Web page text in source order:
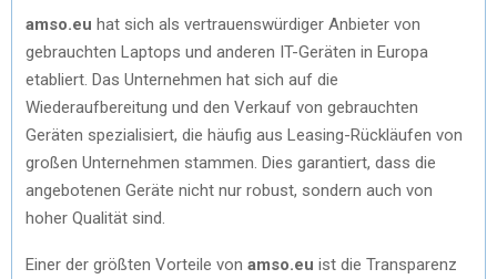
amso.eu hat sich als vertrauenswürdiger Anbieter von
gebrauchten Laptops und anderen IT-Geräten in Europa
etabliert. Das Unternehmen hat sich auf die
Wiederaufbereitung und den Verkauf von gebrauchten
Geräten spezialisiert, die häufig aus Leasing-Rückläufen von
großen Unternehmen stammen. Dies garantiert, dass die
angebotenen Geräte nicht nur robust, sondern auch von
hoher Qualität sind.
Einer der größten Vorteile von amso.eu ist die Transparenz